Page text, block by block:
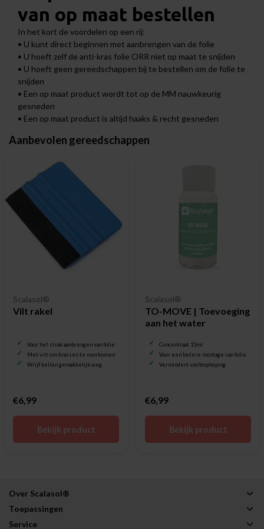
van op maat bestellen
In het kort de voordelen op een rij:
• U kunt direct beginnen met aanbrengen van de folie
• U hoeft zelf de anti-kras folie ORR niet op maat te snijden
• U hoeft geen gereedschappen bij te bestellen om de folie te
snijden
• Een op maat product wordt tot op de MM nauwkeurig
gesneden
• Een op maat product is altijd haaks & recht gesneden
Aanbevolen gereedschappen
Scalasol®
Vilt rakel
Voor het strak aanbrengen van folie
Met vilt om krassen te voorkomen
Wrijf bellen gemakkelijk weg
€6,99
Bekijk product
Scalasol®
TO-MOVE | Toevoeging
aan het water
Concentraat 15ml
Voor een betere montage van folie
Vermindert vochtophoping
€6,99
Bekijk product
Over Scalasol®
Toepassingen
Service